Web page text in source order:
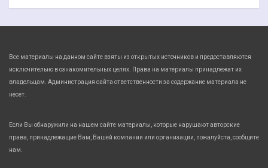
Все материалы на данном сайте взяты из открытых источников и предоставляются
исключительно в ознакомительных целях. Права на материалы принадлежат их
владельцам. Администрация сайта ответственности за содержание материала не
несет.
Если Вы обнаружили на нашем сайте материалы, которые нарушают авторские
права, принадлежащие Вам, Вашей компании или организации, пожалуйста, сообщите
нам.